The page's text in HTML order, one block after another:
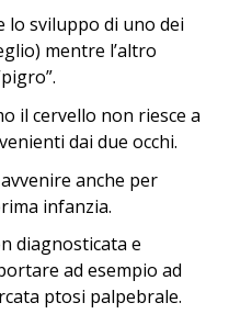
lo sviluppo di uno dei
mentre l’altro
il cervello non riesce a
dai due occhi.
anche per
infanzia.
diagnosticata e
ad esempio ad
ptosi palpebrale.